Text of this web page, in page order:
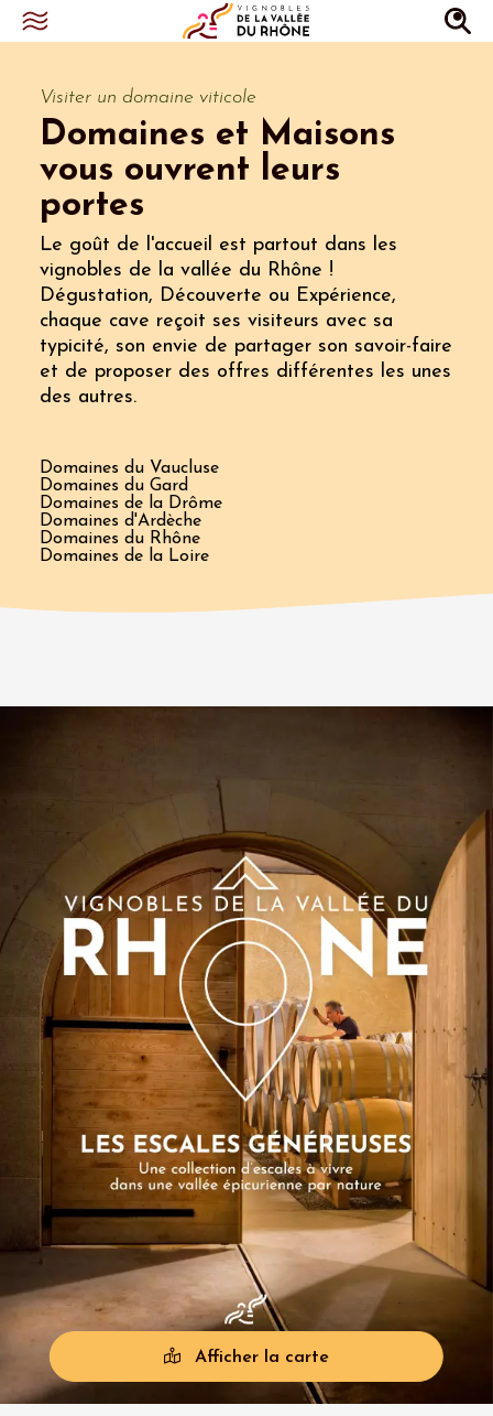
Visiter un domaine viticole
Domaines et Maisons
vous ouvrent leurs
portes
Le goût de l'accueil est partout dans les
vignobles de la vallée du Rhône !
Dégustation, Découverte ou Expérience,
chaque cave reçoit ses visiteurs avec sa
typicité, son envie de partager son savoir-faire
et de proposer des offres différentes les unes
des autres.
Domaines du Vaucluse
Domaines du Gard
Domaines de la Drôme
Domaines d'Ardèche
Domaines du Rhône
Domaines de la Loire
Afficher la carte